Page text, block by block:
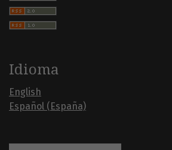
Idioma
English
Español (España)